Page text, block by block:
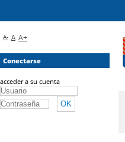
A- A A+
Conectarse
acceder a su cuenta